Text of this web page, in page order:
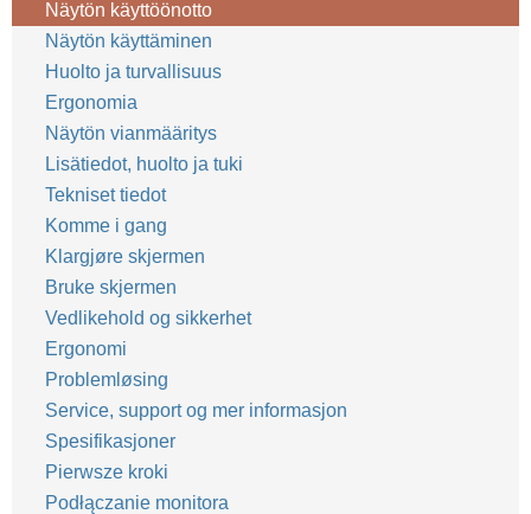
Näytön käyttöönotto
Näytön käyttäminen
Huolto ja turvallisuus
Ergonomia
Näytön vianmääritys
Lisätiedot, huolto ja tuki
Tekniset tiedot
Komme i gang
Klargjøre skjermen
Bruke skjermen
Vedlikehold og sikkerhet
Ergonomi
Problemløsing
Service, support og mer informasjon
Spesifikasjoner
Pierwsze kroki
Podłączanie monitora